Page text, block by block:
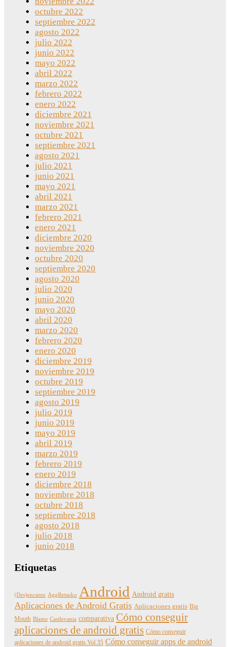
octubre 2022
septiembre 2022
agosto 2022
julio 2022
junio 2022
mayo 2022
abril 2022
marzo 2022
febrero 2022
enero 2022
diciembre 2021
noviembre 2021
octubre 2021
septiembre 2021
agosto 2021
julio 2021
junio 2021
mayo 2021
abril 2021
marzo 2021
febrero 2021
enero 2021
diciembre 2020
noviembre 2020
octubre 2020
septiembre 2020
agosto 2020
julio 2020
junio 2020
mayo 2020
abril 2020
marzo 2020
febrero 2020
enero 2020
diciembre 2019
noviembre 2019
octubre 2019
septiembre 2019
agosto 2019
julio 2019
junio 2019
mayo 2019
abril 2019
marzo 2019
febrero 2019
enero 2019
diciembre 2018
noviembre 2018
octubre 2018
septiembre 2018
agosto 2018
julio 2018
junio 2018
Etiquetas
(Des)encanto AggRetsuko Android Android gratis
Aplicaciones de Android Gratis Aplicaciones gratis Big
Mouth Blame Castlevania comparativa Cómo conseguir
aplicaciones de android gratis Cómo conseguir
aplicaciones de android gratis Vol 35 Cómo conseguir apps de android